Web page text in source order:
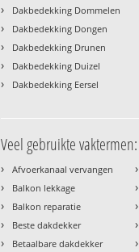
› Dakbedekking Dommelen
› Dakbedekking Dongen
› Dakbedekking Drunen
› Dakbedekking Duizel
› Dakbedekking Eersel
Veel gebruikte vaktermen:
› Afvoerkanaal vervangen
› Balkon lekkage
› Balkon reparatie
› Beste dakdekker
› Betaalbare dakdekker
›
›
›
›
›